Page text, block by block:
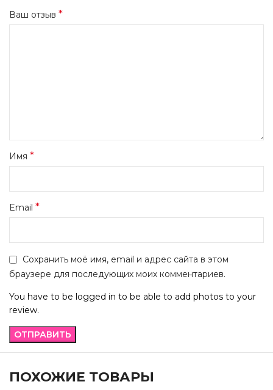
Ваш отзыв *
Имя *
Email *
Сохранить моё имя, email и адрес сайта в этом
браузере для последующих моих комментариев.
You have to be logged in to be able to add photos to your
review.
ПОХОЖИЕ ТОВАРЫ